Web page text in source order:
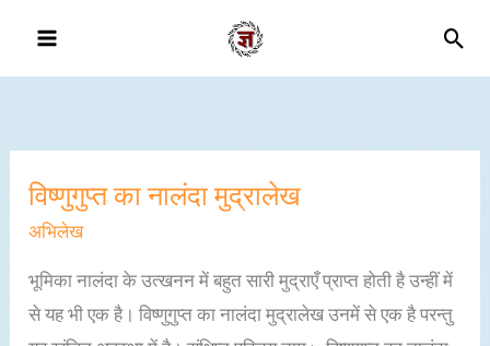
content
विष्णुगुप्त का नालंदा मुद्रालेख
अभिलेख
भूमिका नालंदा के उत्खनन में बहुत सारी मुद्राएँ प्राप्त होती है उन्हीं में
से यह भी एक है। विष्णुगुप्त का नालंदा मुद्रालेख उनमें से एक है परन्तु
विष्णुगुप्त
का
मुद्रालेख